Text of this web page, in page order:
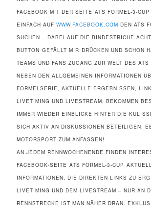
FACEBOOK MIT DER SEITE ATS FORMEL-3-
EINFACH AUFWWW.FACEBOOK.COM DEN ATS
SUCHEN – DABEI AUF DIE BINDESTRICHE
BUTTON GEFÄLLT MIR DRÜCKEN UND SCHON
TEAMS UND FANS ZUGANG ZUR WELT DES ATS
NEBEN DEN ALLGEMEINEN INFORMATIONEN
FORMELSERIE, AKTUELLE ERGEBNISSEN,
LIVETIMING UND LIVESTREAM, BEKOMMEN
IMMER WIEDER EINBLICKE HINTER DIE
SICH AKTIV AN DISKUSSIONEN BETEILIGEN.
MOTORSPORT ZUM ANFASSEN!
AN JEDEM RENNWOCHENENDE FINDEN
FACEBOOK-SEITE ATS FORMEL-3-CUP
INFORMATIONEN, DIE DIREKTEN LINKS ZU
LIVETIMING UND DEM LIVESTREAM – NUR AN
RENNSTRECKE IST MAN NÄHER DRAN.